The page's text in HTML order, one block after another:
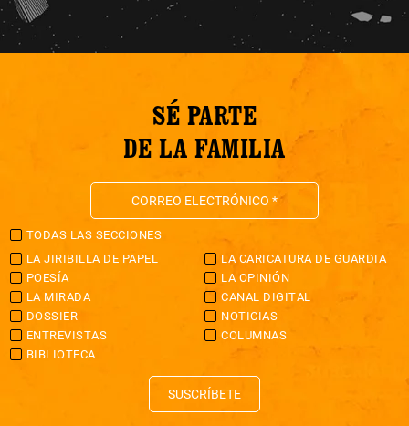
SÉ PARTE
DE LA FAMILIA
TODAS LAS SECCIONES
LA JIRIBILLA DE PAPEL
LA CARICATURA DE GUARDIA
POESÍA
LA OPINIÓN
LA MIRADA
CANAL DIGITAL
DOSSIER
NOTICIAS
ENTREVISTAS
COLUMNAS
BIBLIOTECA
SUSCRÍBETE